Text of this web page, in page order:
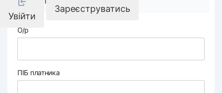
Увійти
Зареєструватись
О/р
ПІБ платника